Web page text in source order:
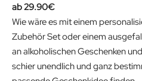
a
l
p
r
t
p
r
i
29.90€
Wie wäre es mit einem
Zubehör Set oder einem
an alkoholischen Geschenken
schier unendlich und ganz